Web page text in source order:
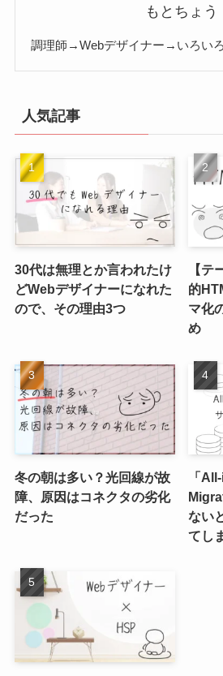
もとちょう
調理師→Webデザイナー→いろいろ
人気記事
30代は無理とか言われたけ
どWebデザイナーになれた
ので、その理由3つ
【テ
的
マ化
め
冬の朝は多い？光回線が故
障、原因はコネクタの劣化
だった
「
ない
てし